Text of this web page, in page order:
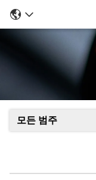
모든 범주